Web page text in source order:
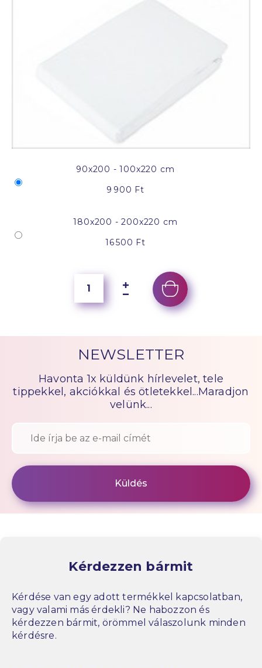
90x200 - 100x220 cm
9 900 Ft
180x200 - 200x220 cm
16 500 Ft
NEWSLETTER
Havonta 1x küldünk hírlevelet, tele
tippekkel, akciókkal és ötletekkel...Maradjon
velünk...
Kérdezzen bármit
Kérdése van egy adott termékkel kapcsolatban,
vagy valami más érdekli? Ne habozzon és
kérdezzen bármit, örömmel válaszolunk minden
kérdésre.